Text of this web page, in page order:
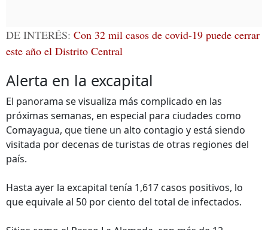
DE INTERÉS: Con 32 mil casos de covid-19 puede cerrar
este año el Distrito Central
Alerta en la excapital
El panorama se visualiza más complicado en las
próximas semanas, en especial para ciudades como
Comayagua, que tiene un alto contagio y está siendo
visitada por decenas de turistas de otras regiones del
país.
Hasta ayer la excapital tenía 1,617 casos positivos, lo
que equivale al 50 por ciento del total de infectados.